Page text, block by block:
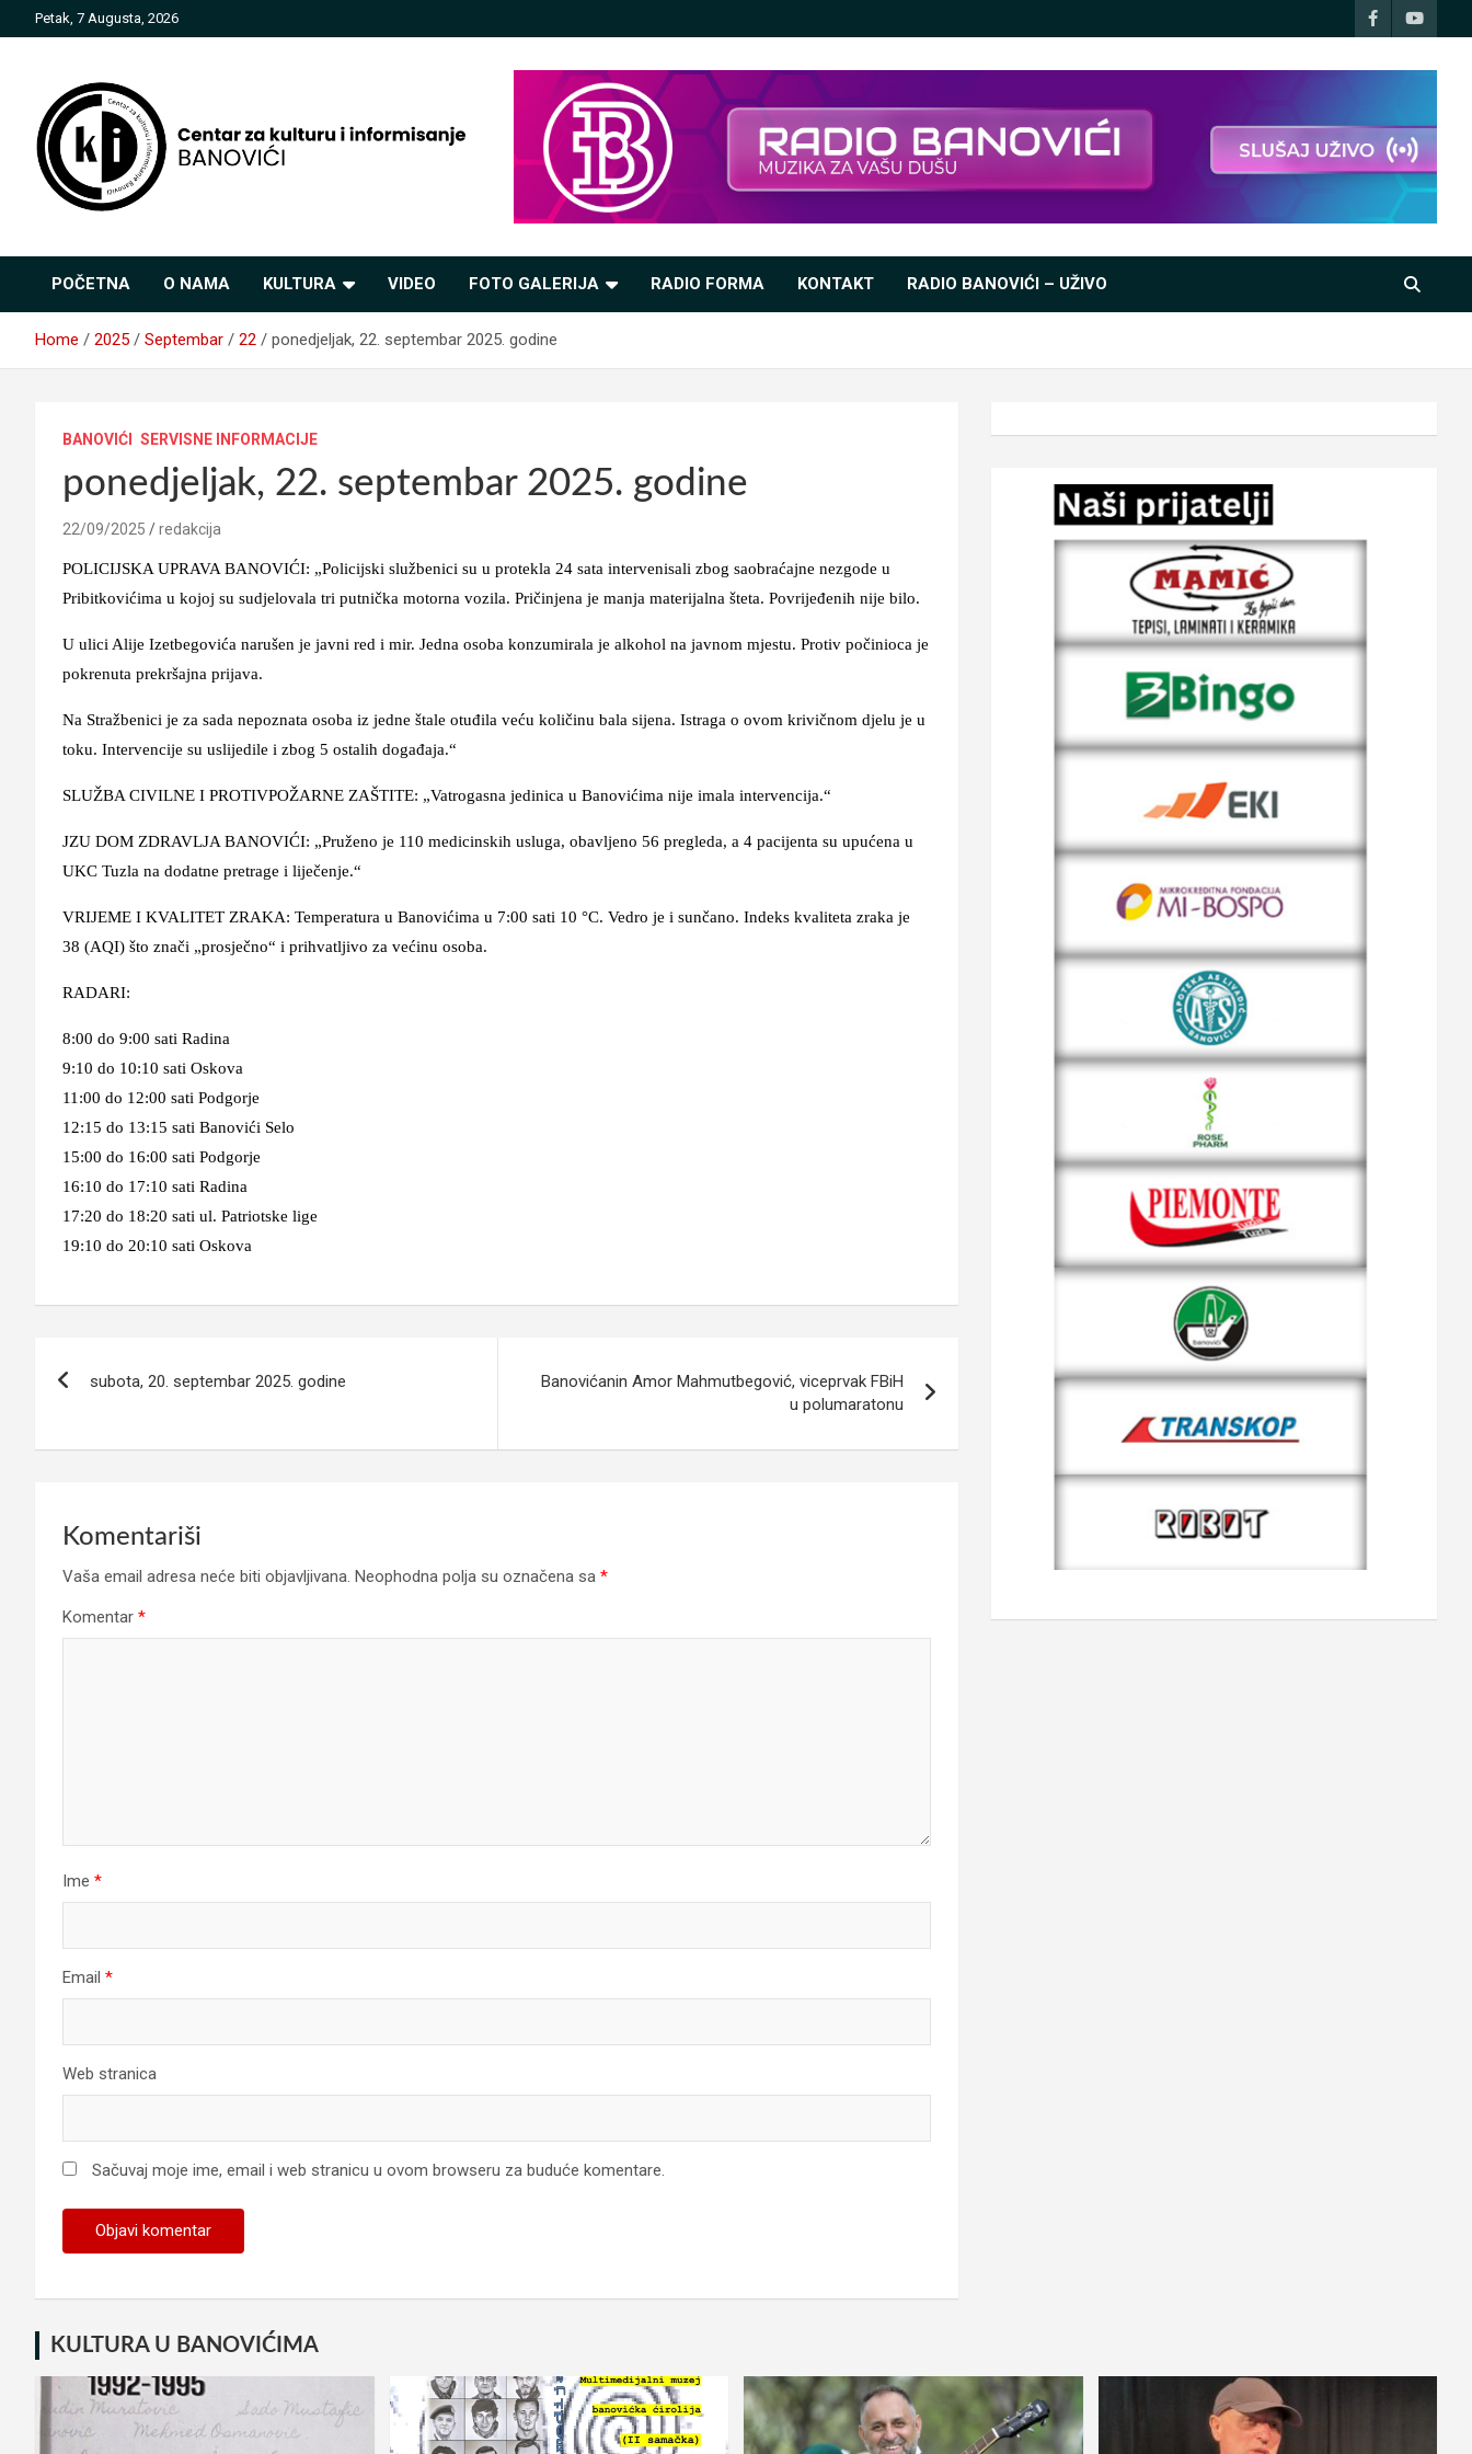
to
Petak, 7 Augusta, 2026
informisanje Banovići
POČETNA O NAMA KULTURA VIDEO FOTO GALERIJA RADIO FORMA KONTAKT RADIO BANOVIĆI – UŽIVO
Home 2025 Septembar 22 ponedjeljak, 22. septembar 2025. godine
BANOVIĆI SERVISNE INFORMACIJE
ponedjeljak, 22. septembar 2025. godine
22/09/2025 redakcija
POLICIJSKA UPRAVA BANOVIĆI: „Policijski službenici su u protekla 24 sata intervenisali zbog saobraćajne nezgode u
Pribitkovićima u kojoj su sudjelovala tri putnička motorna vozila. Pričinjena je manja materijalna šteta. Povrijeđenih nije bilo.
U ulici Alije Izetbegovića narušen je javni red i mir. Jedna osoba konzumirala je alkohol na javnom mjestu. Protiv počinioca je
pokrenuta prekršajna prijava.
Na Stražbenici je za sada nepoznata osoba iz jedne štale otuđila veću količinu bala sijena. Istraga o ovom krivičnom djelu je u
toku. Intervencije su uslijedile i zbog 5 ostalih događaja.“
SLUŽBA CIVILNE I PROTIVPOŽARNE ZAŠTITE: „Vatrogasna jedinica u Banovićima nije imala intervencija.“
JZU DOM ZDRAVLJA BANOVIĆI: „Pruženo je 110 medicinskih usluga, obavljeno 56 pregleda, a 4 pacijenta su upućena u
UKC Tuzla na dodatne pretrage i liječenje.“
VRIJEME I KVALITET ZRAKA: Temperatura u Banovićima u 7:00 sati 10 °C. Vedro je i sunčano. Indeks kvaliteta zraka je
38 (AQI) što znači „prosječno“ i prihvatljivo za većinu osoba.
RADARI:
8:00 do 9:00 sati Radina
9:10 do 10:10 sati Oskova
11:00 do 12:00 sati Podgorje
12:15 do 13:15 sati Banovići Selo
15:00 do 16:00 sati Podgorje
16:10 do 17:10 sati Radina
17:20 do 18:20 sati ul. Patriotske lige
19:10 do 20:10 sati Oskova
subota, 20. septembar 2025. godine
Banovićanin Amor Mahmutbegović, viceprvak FBiH
u polumaratonu
Komentariši
Vaša email adresa neće biti objavljivana. Neophodna polja su označena sa *
Komentar *
Ime *
Email *
Web stranica
Sačuvaj moje ime, email i web stranicu u ovom browseru za buduće komentare.
KULTURA U BANOVIĆIMA